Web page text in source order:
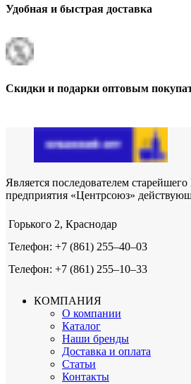
Удобная и быстрая доставка
Скидки и подарки оптовым
Является последователем
предприятия «Центрсоюз»
Горького 2, Краснодар
Телефон: +7 (861) 255‒40‒03
Телефон: +7 (861) 255‒10‒33
КОМПАНИЯ
О компании
Каталог
Наши бренды
Доставка и оплата
Статьи
Контакты